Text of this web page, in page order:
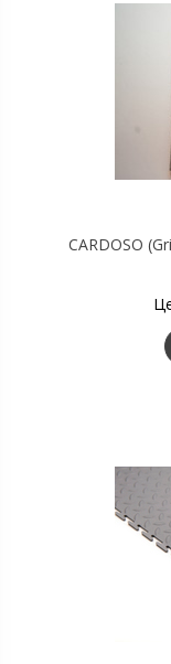
CARDOSO